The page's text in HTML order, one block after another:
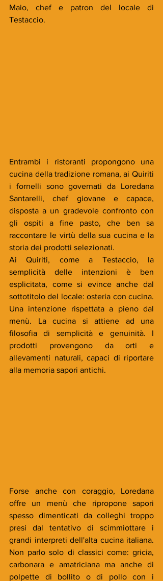
Maio, chef e patron del locale di
Testaccio.
Entrambi i ristoranti propongono una
cucina della tradizione romana, ai Quiriti
i fornelli sono governati da Loredana
Santarelli, chef giovane e capace,
disposta a un gradevole confronto con
gli ospiti a fine pasto, che ben sa
raccontare le virtù della sua cucina e la
storia dei prodotti selezionati.
Ai Quiriti, come a Testaccio, la
semplicità delle intenzioni è ben
esplicitata, come si evince anche dal
sottotitolo del locale: osteria con cucina.
Una intenzione rispettata a pieno dal
menù. La cucina si attiene ad una
filosofia di semplicità e genuinità. I
prodotti provengono da orti e
allevamenti naturali, capaci di riportare
alla memoria sapori antichi.
Forse anche con coraggio, Loredana
offre un menù che ripropone sapori
spesso dimenticati da colleghi troppo
presi dal tentativo di scimmiottare i
grandi interpreti dell'alta cucina italiana.
Non parlo solo di classici come: gricia,
carbonara e amatriciana ma anche di
polpette di bollito o di pollo con i